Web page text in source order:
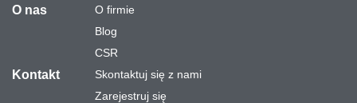
O nas
O firmie
Blog
CSR
Kontakt
Skontaktuj się z nami
Zarejestruj się